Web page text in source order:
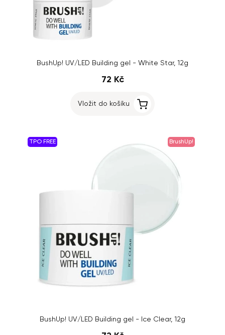
BushUp! UV/LED Building gel - White Star, 12g
72 Kč
Vložit do košíku
TPO FREE BrushUp!
BushUp! UV/LED Building gel - Ice Clear, 12g